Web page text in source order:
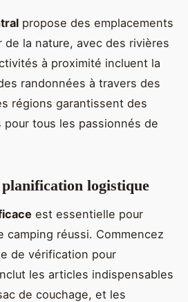
propose des emplacements
la nature, avec des rivières
à proximité incluent la
randonnées à travers des
régions garantissent des
pour tous les passionnés de
logistique
est essentielle pour
camping réussi. Commencez
de vérification pour
les articles indispensables
de couchage, et les